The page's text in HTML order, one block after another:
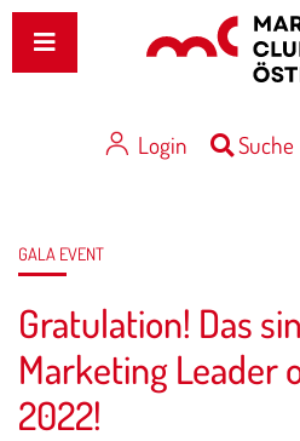
Login Suche
GALA EVENT
Gratulation! Das
Marketing Leader
2022!